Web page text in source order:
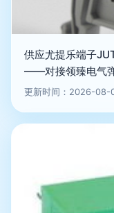
供应尤提乐端子
——对接领臻电气
更新时间：2026-08-